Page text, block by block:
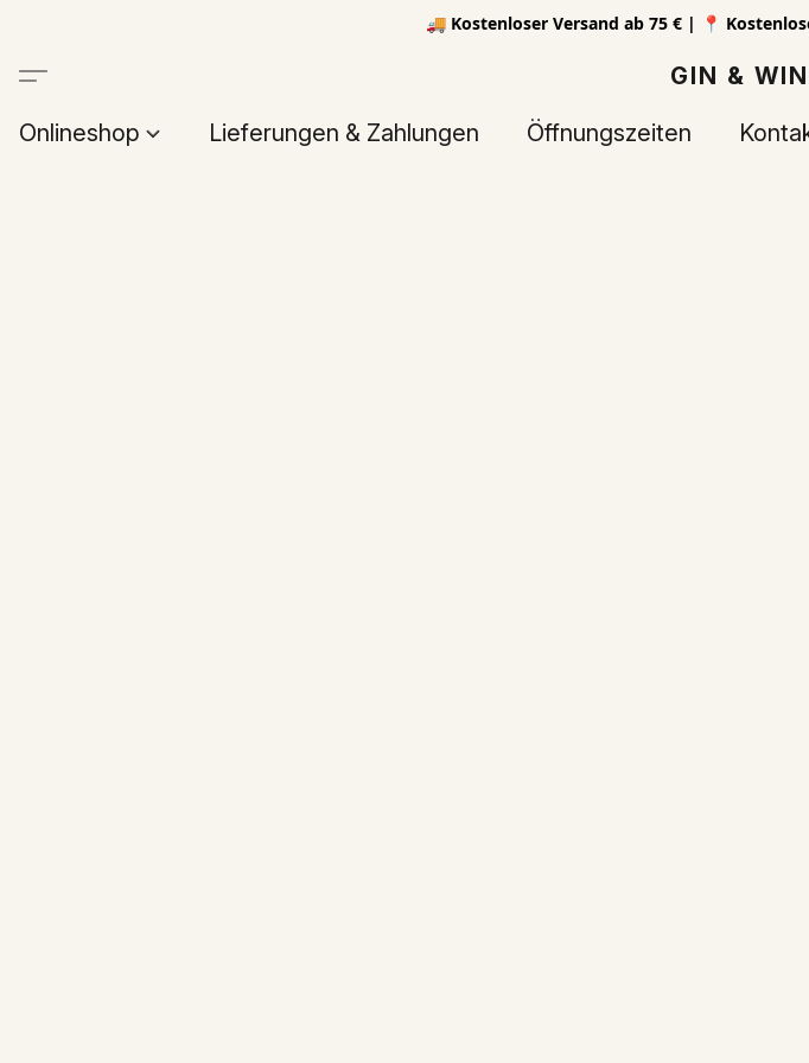
🚚 Kostenloser Versand ab 75 € | 📍
GIN &
Onlineshop Lieferungen & Zahlungen Öffnungszeiten